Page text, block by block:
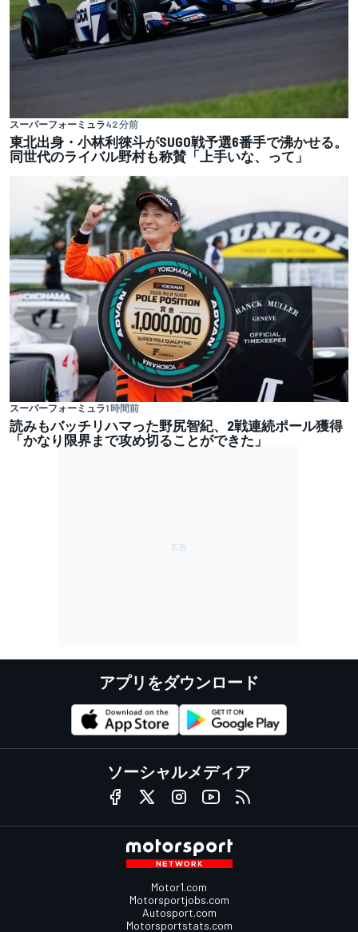
スーパーフォーミュラ42 分前
東北出身・小林利徠斗がSUGO戦予選6番手で沸かせる。
同世代のライバル野村も称賛「上手いな、って」
スーパーフォーミュラ1 時間前
読みもバッチリハマった野尻智紀、2戦連続ポール獲得
「かなり限界まで攻め切ることができた」
アプリをダウンロード
ソーシャルメディア
Motor1.com
Motorsportjobs.com
Autosport.com
Motorsportstats.com